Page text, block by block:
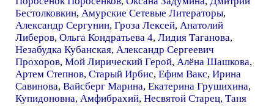
Бестолковкин, Амурские Сетевые Литераторы,
Александр Сергунин, Гроза Лексей, Анатолий
Либеров, Ольга Кондратьева 4, Лидия Таганова,
Незабудка Кубанская, Александр Сергеевич
Прохоров, Мой Лирический Герой, Алёна Шашкова,
Артем Степнов, Старый Ирбис, Ефим Вакс, Ирина
Савинова, Вайсберг Марина, Екатерина Грушихина,
Купидоновна, Амфибрахий, Несвятой Старец, Таня